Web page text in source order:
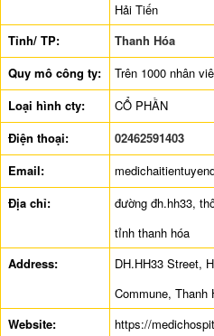
Hải Tiến
Tỉnh/ TP:
Thanh Hóa
Quy mô công ty:
Trên 1000 nhân
Loại hình cty:
CỔ PHẦN
Điện thoại:
02462591403
Email:
Địa chỉ:
đường đh.hh33,
tỉnh thanh hóa
Address:
DH.HH33 Street,
Commune, Thanh
Website:
https://